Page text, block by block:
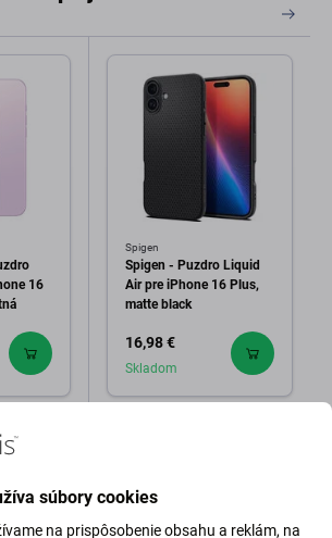
16
Spigen
Spigen - Puzdro Liquid
Air pre iPhone 16 Plus,
matte black
16,98 €
Skladom
súbory cookies
na prispôsobenie obsahu a reklám, na